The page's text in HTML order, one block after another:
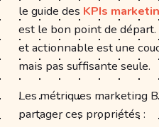
le guide des KPIs
est le bon point de
et actionnable est une
mais pas suffisante seule.
Les métriques marketing
partager ces propriétés :